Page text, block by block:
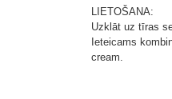
LIETOŠANA:
Uzklāt uz tīras
Ieteicams
cream.